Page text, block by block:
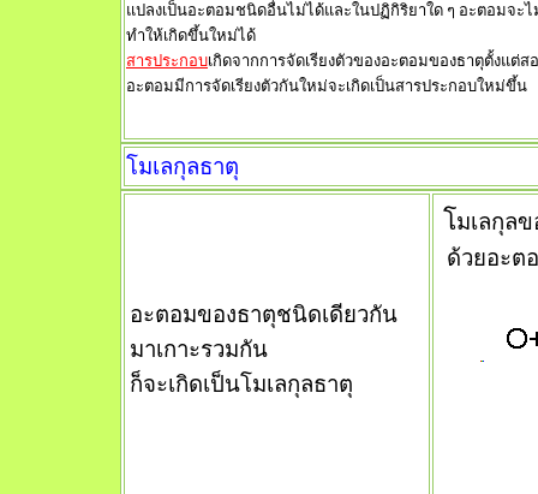
แปลงเป็นอะตอมชนิดอื่นไม่ได้และในปฏิกิริยาใด ๆ อะตอมจะ
ทำให้เกิดขึ้นใหม่ได้
สารประกอบเกิดจากการจัดเรียงตัวของอะตอมของธาตุตั้งแต่
อะตอมมีการจัดเรียงตัวกันใหม่จะเกิดเป็นสารประกอบใหม่ขึ้น
โมเลกุลธาตุ
อะตอมของธาตุชนิดเดียวกัน
มาเกาะรวมกัน
ก็จะเกิดเป็นโมเลกุลธาตุ
โมเลกุล
ด้วยอะต